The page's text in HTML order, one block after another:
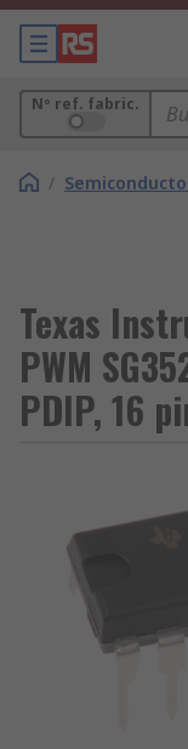
Nº ref. fabric.
/
Texas
PWM
PDIP, 16